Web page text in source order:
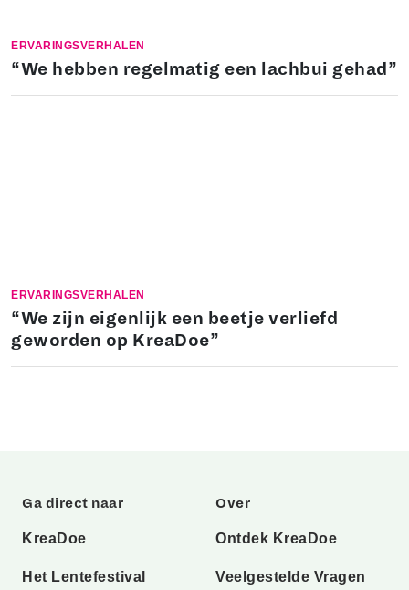
ERVARINGSVERHALEN
“We hebben regelmatig een lachbui gehad”
ERVARINGSVERHALEN
“We zijn eigenlijk een beetje verliefd
geworden op KreaDoe”
Ga direct naar
KreaDoe
Het Lentefestival
Over
Ontdek KreaDoe
Veelgestelde Vragen